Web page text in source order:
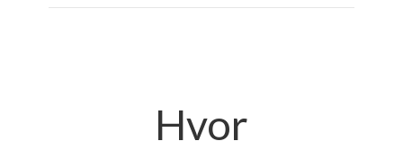
Hvor